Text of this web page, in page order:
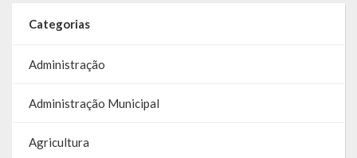
Contas
Contas – TCE
Relatório Anual de Gestão
Categorias
Administração
Administração Municipal
Agricultura